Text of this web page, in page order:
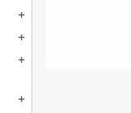
add
add
add
add